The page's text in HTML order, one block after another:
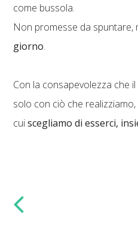
come bussola.
Non promesse da spuntare,
giorno.
Con la consapevolezza che
solo con ciò che
cuiscegliamo di esserci,